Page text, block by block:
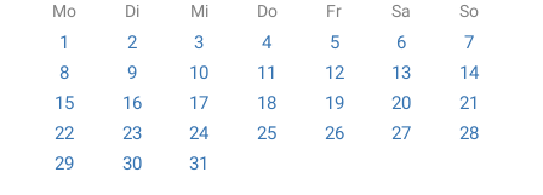
Mo Di Mi Do Fr Sa So
1 2 3 4 5 6
7
8
9 10 11 12 13
14
15
16 17 18 19 20
21
22
23 24 25 26 27
28
29
30 31